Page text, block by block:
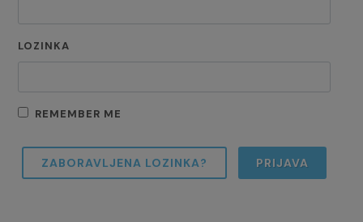
LOZINKA
REMEMBER ME
ZABORAVLJENA LOZINKA? PRIJAVA